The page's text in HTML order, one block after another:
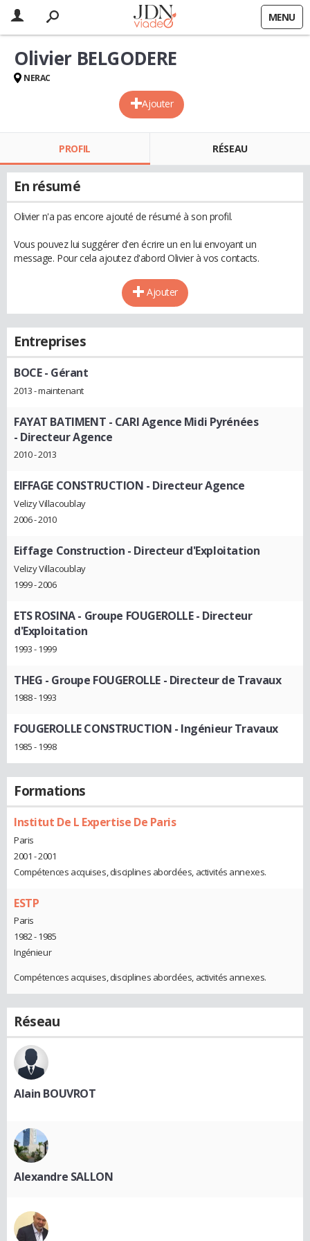
MENU
Ajouter
Olivier BELGODERE
NERAC
PROFIL RÉSEAU
En résumé
Olivier n'a pas encore ajouté de résumé à son profil.
Vous pouvez lui suggérer d'en écrire un en lui envoyant un
message. Pour cela ajoutez d'abord Olivier à vos contacts.
Ajouter
Entreprises
BOCE- Gérant
2013 - maintenant
FAYAT BATIMENT - CARI Agence Midi Pyrénées
- Directeur Agence
2010 - 2013
EIFFAGE CONSTRUCTION - Directeur Agence
Velizy Villacoublay
2006 - 2010
Eiffage Construction - Directeur d'Exploitation
Velizy Villacoublay
1999 - 2006
ETS ROSINA - Groupe FOUGEROLLE- Directeur
d'Exploitation
1993 - 1999
THEG - Groupe FOUGEROLLE- Directeur de Travaux
1988 - 1993
FOUGEROLLE CONSTRUCTION - Ingénieur Travaux
1985 - 1998
Formations
Institut De L Expertise De Paris
Paris
2001 - 2001
Compétences acquises, disciplines abordées, activités annexes.
ESTP
Paris
1982 - 1985
Ingénieur
Compétences acquises, disciplines abordées, activités annexes.
Réseau
Alain BOUVROT
Alexandre SALLON